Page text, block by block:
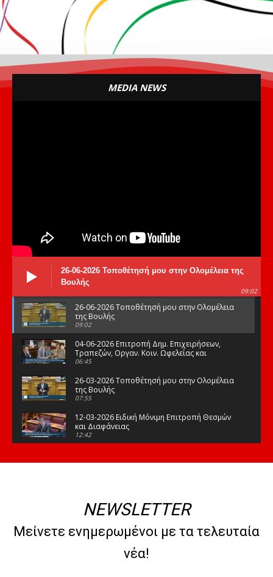
MEDIA NEWS
26-06-2026 Τοποθέτησή μου στην Ολομέλεια της
Βουλής
09:02
26-06-2026 Τοποθέτησή μου στην Ολομέλεια
της Βουλής
09:02
04-06-2026 Επιτροπή Δημ. Επιχειρήσεων,
Τραπεζών, Οργαν. Κοιν. Ωφελείας και
Φορέων Κοινων. Ασφάλισης
06:45
26-03-2026 Τοποθέτησή μου στην Ολομέλεια
της Βουλής
07:55
12-03-2026 Ειδική Μόνιμη Επιτροπή Θεσμών
και Διαφάνειας
12:42
της Βουλής
08:47
10-02-2026 Διαρκής Επιτροπή Μορφωτικών
Υποθέσεων
NEWSLETTER
Μείνετε ενημερωμένοι με τα τελευταία
νέα!